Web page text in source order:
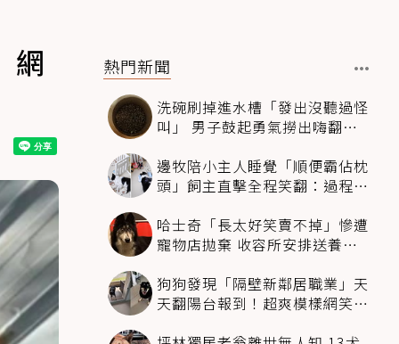
網
熱門新聞
洗碗刷掉進水槽「發出沒聽過怪
叫」 男子鼓起勇氣撈出嗨翻：
邊牧陪小主人睡覺「順便霸佔枕
頭」飼主直擊全程笑翻：過程絲
哈士奇「長太好笑賣不掉」慘遭
寵物店拋棄 收容所安排送養活
狗狗發現「隔壁新鄰居職業」天
天翻陽台報到！超爽模樣網笑